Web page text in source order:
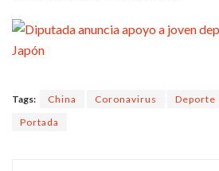
Tags: China Coronavirus Deporte
Portada